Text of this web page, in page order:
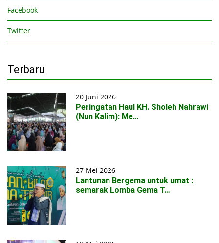
Facebook
Twitter
Terbaru
20 Juni 2026
Peringatan Haul KH. Sholeh Nahrawi
(Nun Kalim): Me…
27 Mei 2026
Lantunan Bergema untuk umat :
semarak Lomba Gema T…